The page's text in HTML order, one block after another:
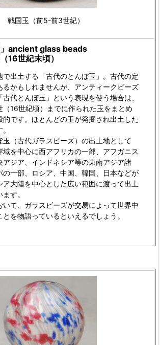
戦国玉（前5-前3世紀）
」ancient glass beads
16世紀末頃）
で出土する「古代のとんぼ玉」。古代の定
るかもしれませんが、アンティークビーズ
代とんぼ玉」という表現を使う場合は、
（16世紀頃）までに作られた玉をまとめ
的です。ほとんどの玉が発掘され出土した
玉（古代ガラスビーズ）の出土地として
域を中心に西アフリカの一部、アフガニス
アジア、インドネシア等の東南アジア諸
の一部、ロシア、中国、韓国、日本などが
ア大陸を中心とした広い範囲に渡って出土
す。
いて、ガラスビーズが交易によって世界中
を物語っているといえるでしょう。